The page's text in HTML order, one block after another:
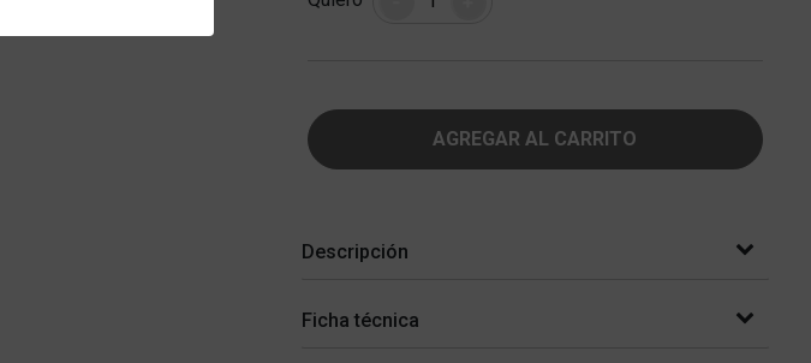
AGREGAR AL CARRITO
Descripción
Ficha técnica